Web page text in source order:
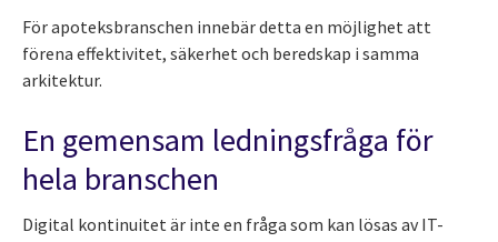
För apoteksbranschen innebär detta en möjlighet att
förena effektivitet, säkerhet och beredskap i samma
arkitektur.
En gemensam ledningsfråga för
hela branschen
Digital kontinuitet är inte en fråga som kan lösas av IT-